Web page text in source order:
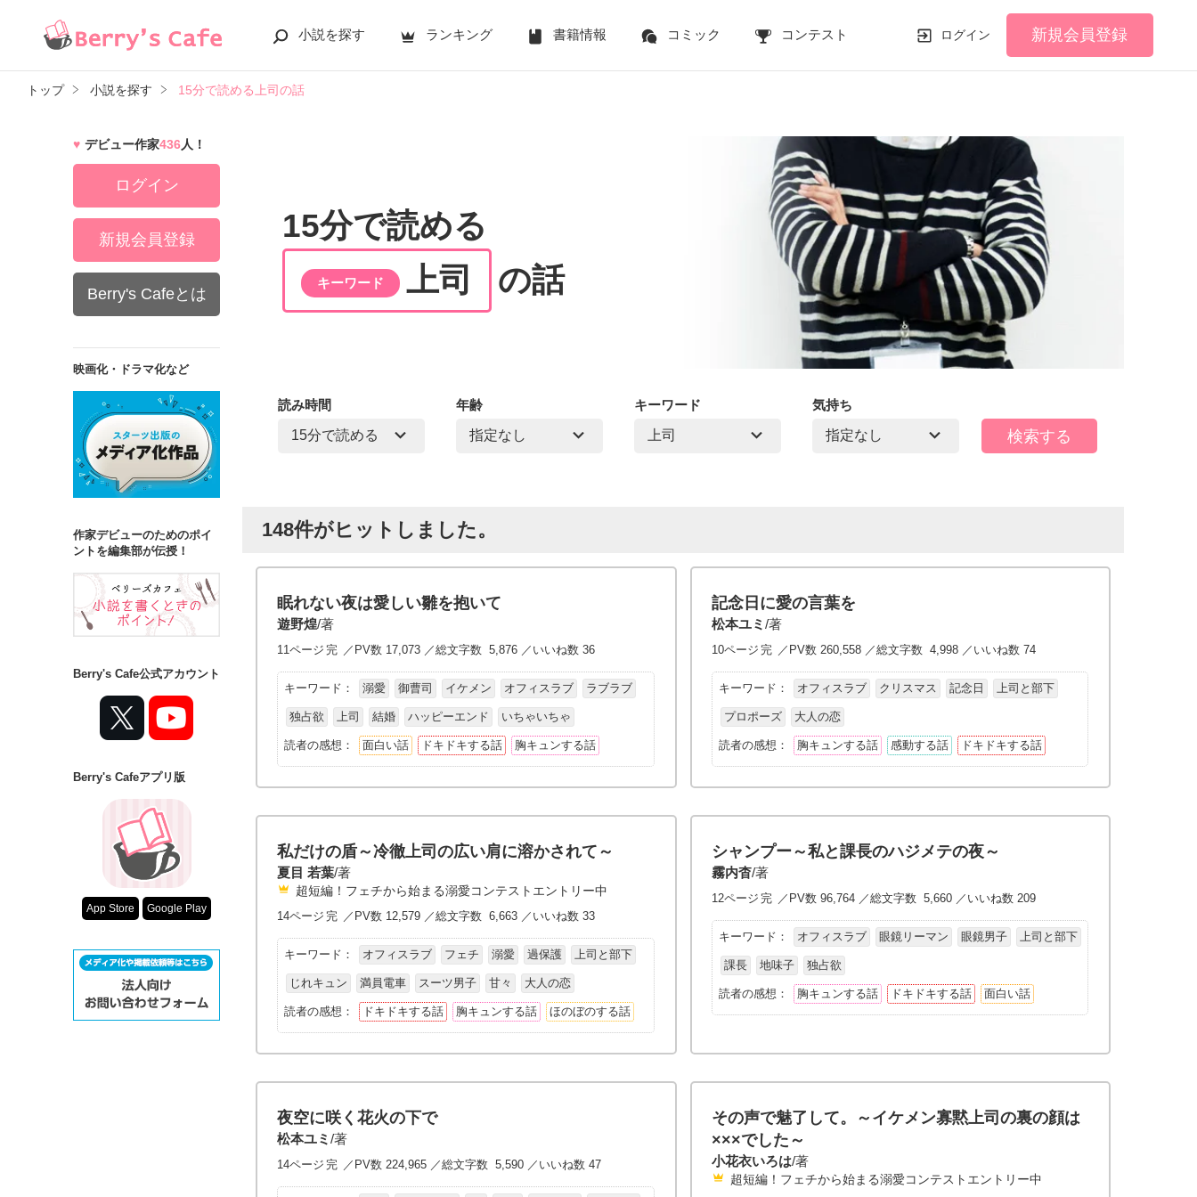
小説を探す ランキング 書籍情報 コミック コンテスト ログイン 新規会員登録
トップ 小説を探す 15分で読める上司の話
15分で読める
キーワード 上司 の話
読み時間 年齢 キーワード 気持ち
148件がヒットしました。
眠れない夜は愛しい雛を抱いて
遊野煌/著
11ページ 完 ／PV数 17,073 ／総文字数 5,876 ／いいね数 36
キーワード： 溺愛 御曹司 イケメン オフィスラブ ラブラブ
独占欲 上司 結婚 ハッピーエンド いちゃいちゃ
読者の感想： 面白い話 ドキドキする話 胸キュンする話
記念日に愛の言葉を
松本ユミ/著
10ページ 完 ／PV数 260,558 ／総文字数 4,998 ／いいね数 74
キーワード： オフィスラブ クリスマス 記念日 上司と部下
プロポーズ 大人の恋
読者の感想： 胸キュンする話 感動する話 ドキドキする話
私だけの盾～冷徹上司の広い肩に溶かされて～
夏目 若葉/著
超短編！フェチから始まる溺愛コンテストエントリー中
14ページ 完 ／PV数 12,579 ／総文字数 6,663 ／いいね数 33
キーワード： オフィスラブ フェチ 溺愛 過保護 上司と部下
じれキュン 満員電車 スーツ男子 甘々 大人の恋
読者の感想： ドキドキする話 胸キュンする話 ほのぼのする話
シャンプー～私と課長のハジメテの夜～
霧内杳/著
12ページ 完 ／PV数 96,764 ／総文字数 5,660 ／いいね数 209
キーワード： オフィスラブ 眼鏡リーマン 眼鏡男子 上司と部下
課長 地味子 独占欲
読者の感想： 胸キュンする話 ドキドキする話 面白い話
夜空に咲く花火の下で
松本ユミ/著
14ページ 完 ／PV数 224,965 ／総文字数 5,590 ／いいね数 47
その声で魅了して。～イケメン寡黙上司の裏の顔は
×××でした～
小花衣いろは/著
超短編！フェチから始まる溺愛コンテストエントリー中
デビュー作家436人！
ログイン
新規会員登録
Berry's Cafeとは
映画化・ドラマ化など
作家デビューのためのポイ
ントを編集部が伝授！
Berry's Cafe公式アカウント
Berry's Cafeアプリ版
App Store Google Play